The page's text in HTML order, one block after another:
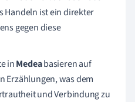
Handeln ist ein direkter
gegen diese
inMedeabasieren auf
Erzählungen, was dem
und Verbindung zu